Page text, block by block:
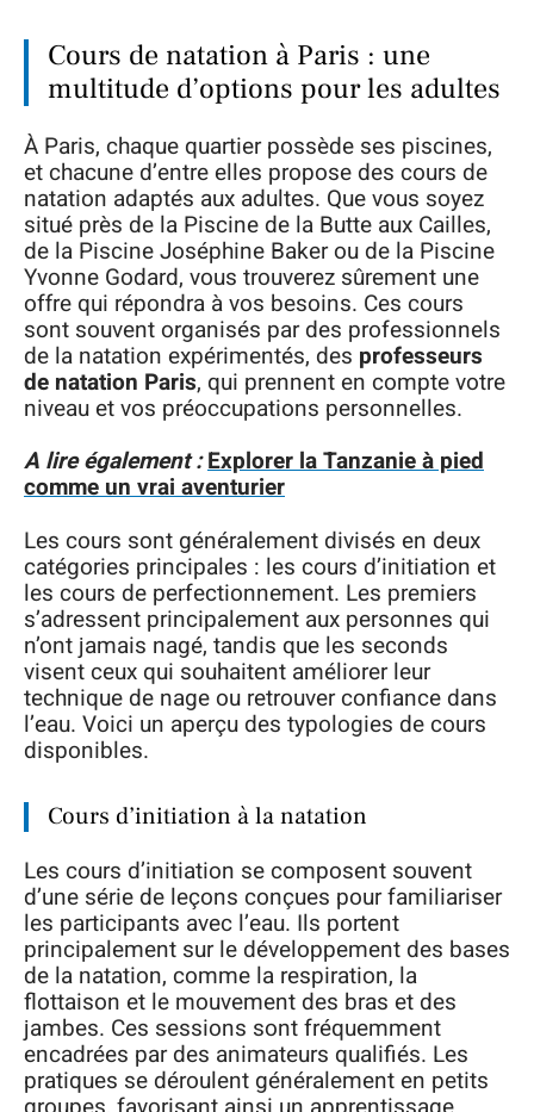
Cours de natation à Paris : une
multitude d’options pour les adultes
À Paris, chaque quartier possède ses piscines,
et chacune d’entre elles propose des cours de
natation adaptés aux adultes. Que vous soyez
situé près de la Piscine de la Butte aux Cailles,
de la Piscine Joséphine Baker ou de la Piscine
Yvonne Godard, vous trouverez sûrement une
offre qui répondra à vos besoins. Ces cours
sont souvent organisés par des professionnels
de la natation expérimentés, des professeurs
de natation Paris, qui prennent en compte votre
niveau et vos préoccupations personnelles.
A lire également :Explorer la Tanzanie à pied
comme un vrai aventurier
Les cours sont généralement divisés en deux
catégories principales : les cours d’initiation et
les cours de perfectionnement. Les premiers
s’adressent principalement aux personnes qui
n’ont jamais nagé, tandis que les seconds
visent ceux qui souhaitent améliorer leur
technique de nage ou retrouver confiance dans
l’eau. Voici un aperçu des typologies de cours
disponibles.
Cours d’initiation à la natation
Les cours d’initiation se composent souvent
d’une série de leçons conçues pour familiariser
les participants avec l’eau. Ils portent
principalement sur le développement des bases
de la natation, comme la respiration, la
flottaison et le mouvement des bras et des
jambes. Ces sessions sont fréquemment
encadrées par des animateurs qualifiés. Les
pratiques se déroulent généralement en petits